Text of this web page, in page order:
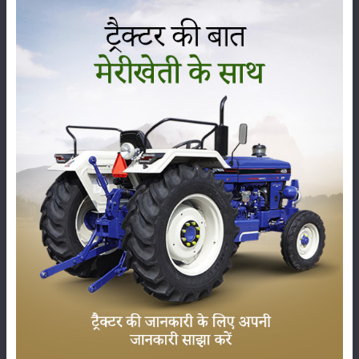
कोऑपरेटिव रिलेशन
कोऑपरेटिव सेक्टर से उनके संबंधों के बारे में भी बात की जाती है। वे दिल्ली के
इंस्टीट्यूट ऑफ पब्लिक एडमिनिस्ट्रेशन में कई कार्यक्रम आयोजित कर चुके हैं।
वे सहकारिता क्षेत्र के जाने-माने संस्थान पुणे स्थितवैकुंठ मेहता नेशनल इंस्टीट्यूट
ऑफ कोऑपरेटिव मैनेजमेंटके अल्मुनाई हैं। कृषि और कॉपरेटिव को लेकर आणंद,
गुजरात स्थितइंस्टीट्यूट ऑफ रूरल मैनेजमेंट यानी इरमाऔर हैदराबाद स्थित
फॉर गुड गवर्नेंस के कई कार्यक्रमों का वे हिस्सा रह चुके हैं। आनंद,कॉन्फेडरेशन ऑफ
एनजीओ ऑफ रूरल इंडिया(सीएनआरआई) के महासचिव हैं।
आरोप नहीं नाम दें
आरोपों के जवाब में बिनोद आनंद ने उल्टा मोर्चा को सलाह दी है। उन्होंने कहा कि, लंबे
इंतजार के बाद भी संयुक्त किसान मोर्चा (SKM) ने नाम नहीं दिया है। ऐसे में सरकार ने
एमएसपी व्यवस्था को प्रभावी तथा पारदर्शी बनाने, फसल विविधीकरण और जीरो बजट
नेचुरल फार्मिंग के लिए कमेटी का गठन कर दिया। सरकार ने इस वृहद समिति में मोर्चा
की ओर से प्रस्तावित तीन नामों के लिए जगह भी रिक्त छोड़ी है। ऐसे में कमेटी के किसी